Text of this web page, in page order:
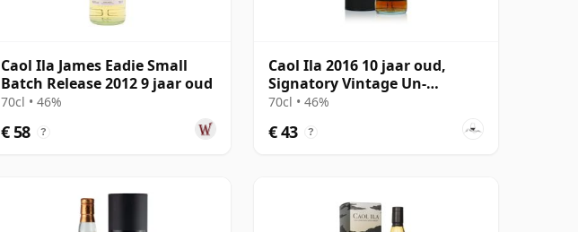
Caol Ila James Eadie Small
Batch Release 2012 9 jaar oud
70cl • 46%
€ 58 ?
Caol Ila 2016 10 jaar oud,
Signatory Vintage Un-
chillfiltered Collection
70cl • 46%
€ 43 ?